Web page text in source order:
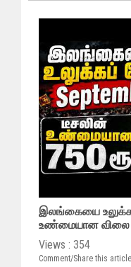
இலங்கையை
உண்மையான விலை
Views : 354
Comment/Share this article